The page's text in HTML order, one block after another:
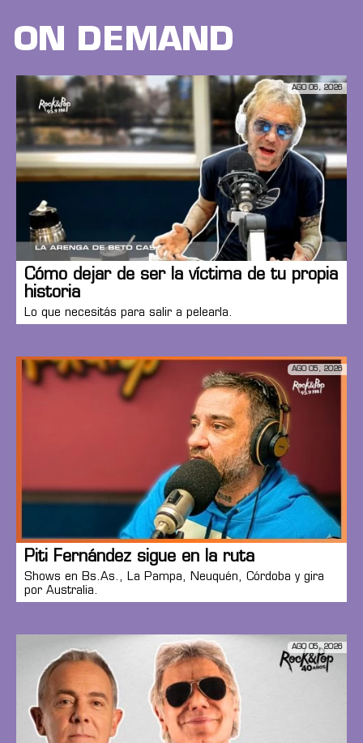
ON DEMAND
AGO 06, 2026
Cómo dejar de ser la víctima de tu propia
historia
Lo que necesitás para salir a pelearla.
AGO 05, 2026
Piti Fernández sigue en la ruta
Shows en Bs.As., La Pampa, Neuquén, Córdoba y gira
por Australia.
AGO 05, 2026